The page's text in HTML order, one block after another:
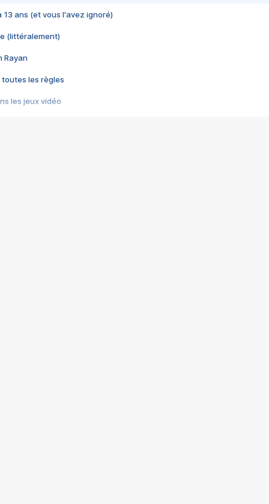
13 ans (et vous l'avez ignoré)
(littéralement)
Rayan
toutes les règles
les jeux vidéo